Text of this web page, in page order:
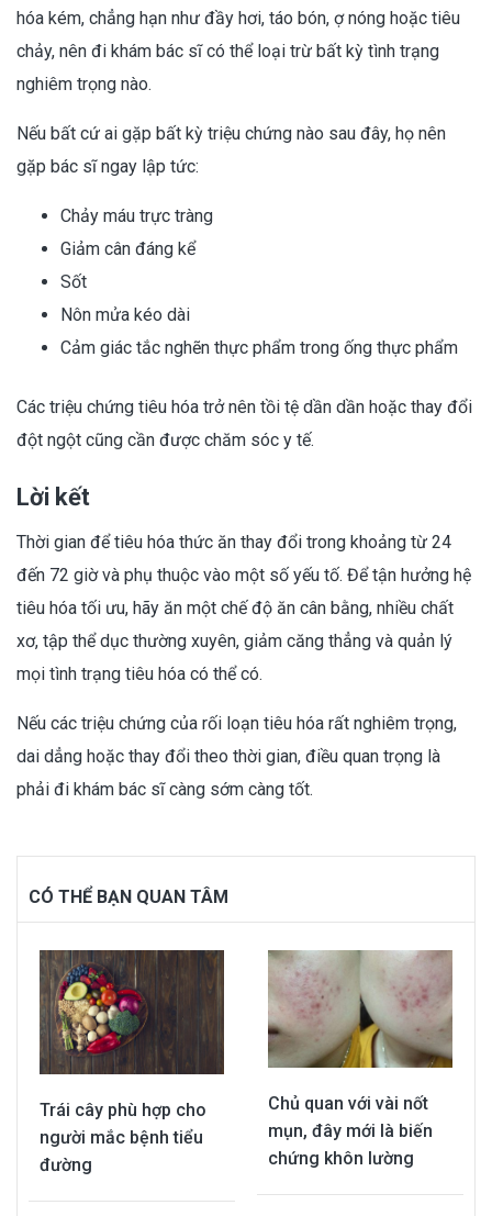
hóa kém, chẳng hạn như đầy hơi, táo bón, ợ nóng hoặc tiêu
chảy, nên đi khám bác sĩ có thể loại trừ bất kỳ tình trạng
nghiêm trọng nào.
Nếu bất cứ ai gặp bất kỳ triệu chứng nào sau đây, họ nên
gặp bác sĩ ngay lập tức:
Chảy máu trực tràng
Giảm cân đáng kể
Sốt
Nôn mửa kéo dài
Cảm giác tắc nghẽn thực phẩm trong ống thực phẩm
Các triệu chứng tiêu hóa trở nên tồi tệ dần dần hoặc thay đổi
đột ngột cũng cần được chăm sóc y tế.
Lời kết
Thời gian để tiêu hóa thức ăn thay đổi trong khoảng từ 24
đến 72 giờ và phụ thuộc vào một số yếu tố. Để tận hưởng hệ
tiêu hóa tối ưu, hãy ăn một chế độ ăn cân bằng, nhiều chất
xơ, tập thể dục thường xuyên, giảm căng thẳng và quản lý
mọi tình trạng tiêu hóa có thể có.
Nếu các triệu chứng của rối loạn tiêu hóa rất nghiêm trọng,
dai dẳng hoặc thay đổi theo thời gian, điều quan trọng là
phải đi khám bác sĩ càng sớm càng tốt.
CÓ THỂ BẠN QUAN TÂM
Trái cây phù hợp cho
người mắc bệnh tiểu
đường
Chủ quan với vài nốt
mụn, đây mới là biến
chứng khôn lường